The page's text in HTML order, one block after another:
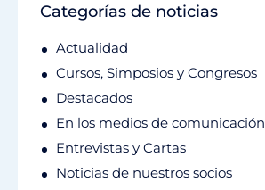
Categorías de noticias
Actualidad
Cursos, Simposios y Congresos
Destacados
En los medios de comunicación
Entrevistas y Cartas
Noticias de nuestros socios